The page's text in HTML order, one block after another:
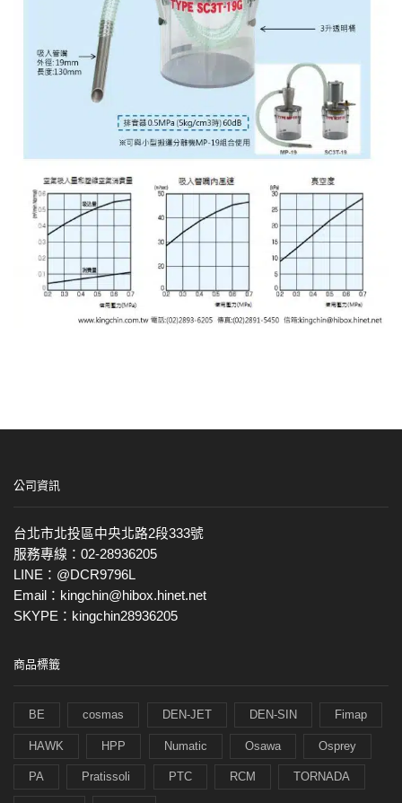
公司資訊
台北市北投區中央北路2段333號
服務專線：02-28936205
LINE：@DCR9796L
Email：kingchin@hibox.hinet.net
SKYPE：kingchin28936205
商品標籤
BE cosmas DEN-JET DEN-SIN Fimap
HAWK HPP Numatic Osawa Osprey
PA Pratissoli PTC RCM TORNADA